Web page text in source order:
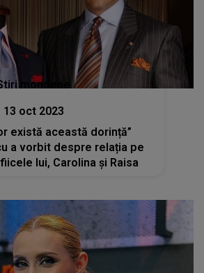
mondene
13 oct 2023
există această dorință”
a vorbit despre relația pe
lui, Carolina și Raisa